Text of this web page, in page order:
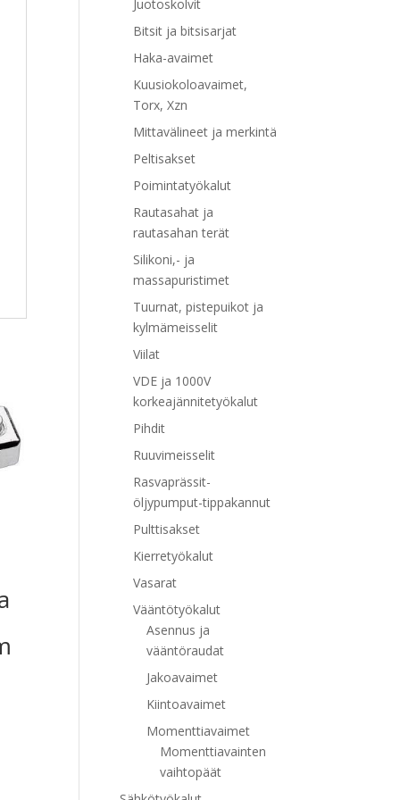
Juotoskolvit
Bitsit ja bitsisarjat
Haka-avaimet
Kuusiokoloavaimet,
Torx, Xzn
Mittavälineet ja merkintä
Peltisakset
Poimintatyökalut
Rautasahat ja
rautasahan terät
Silikoni,- ja
massapuristimet
Tuurnat, pistepuikot ja
kylmämeisselit
Viilat
VDE ja 1000V
korkeajännitetyökalut
Pihdit
Ruuvimeisselit
Rasvaprässit-
öljypumput-tippakannut
Pulttisakset
Kierretyökalut
Vasarat
Vääntötyökalut
Asennus ja
vääntöraudat
Jakoavaimet
Kiintoavaimet
Momenttiavaimet
Momenttiavainten
vaihtopäät